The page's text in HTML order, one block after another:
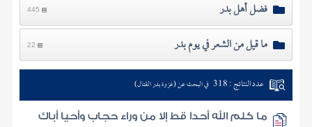
فضل أهل بدر 445
ما قيل من الشعر في يوم بدر 22
عدد النتائج : 318 في البحث عن (غزوة بدر القتال)
ما كلم الله أحدا قط إلا من وراء حجاب وأحيا أباك